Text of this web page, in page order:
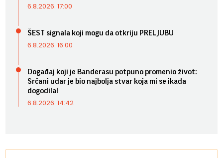
6.8.2026. 17:00
ŠEST signala koji mogu da otkriju PRELJUBU
6.8.2026. 16:00
Događaj koji je Banderasu potpuno promenio život:
Srčani udar je bio najbolja stvar koja mi se ikada
dogodila!
6.8.2026. 14:42